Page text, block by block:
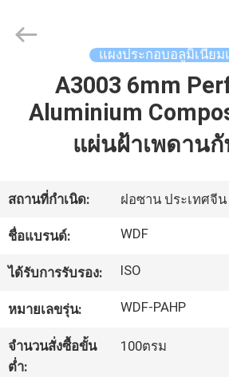
เกี่ยว
กับ
เรา
ทัวร์
Ltd..
แผงประกอบอลูมิเนียม
A3003 6mm
Aluminium
แผ่นฝ้าเพดานกั
สถานที่กำเนิด: ฝอซาน ประเทศจีน
ชื่อแบรนด์: WDF
ได้รับการรับรอง: ISO
หมายเลขรุ่น: WDF-PAHP
จำนวนสั่งซื้อขั้น
ต่ำ:
100ตรม